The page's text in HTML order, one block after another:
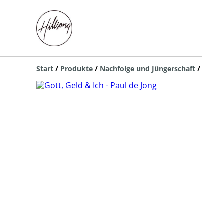
Start / Produkte / Nachfolge und Jüngerschaft /